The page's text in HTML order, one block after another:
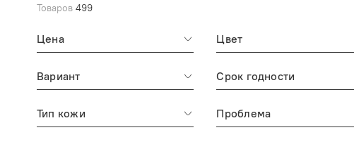
Товаров 499
Цена Цвет
Вариант Срок годности
Тип кожи Проблема